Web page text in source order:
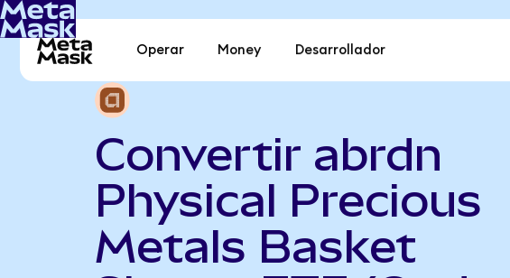
Operar Money Desarrollador
Convertir abrdn
Physical Precious
Metals Basket